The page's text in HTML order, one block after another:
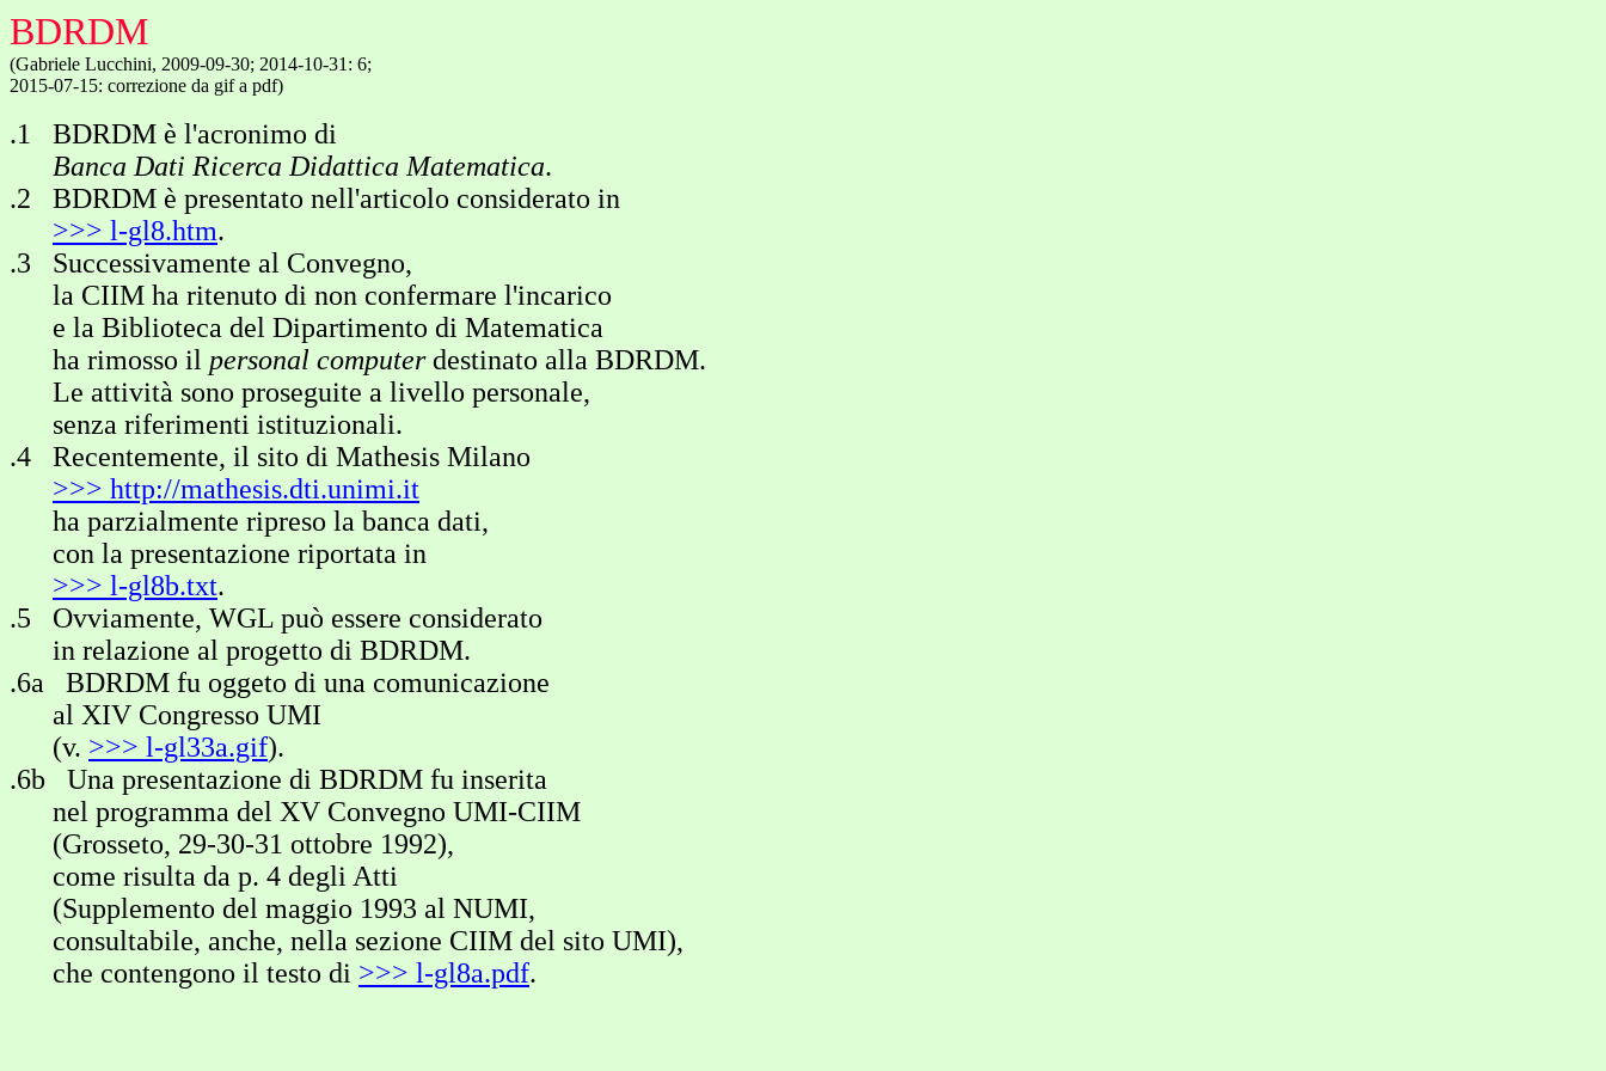
BDRDM
(Gabriele Lucchini, 2009-09-30; 2014-10-31: 6;
2015-07-15: correzione da gif a pdf)
.1 BDRDM è l'acronimo di
Banca Dati Ricerca Didattica Matematica.
.2 BDRDM è presentato nell'articolo considerato in
>>> l-gl8.htm.
.3 Successivamente al Convegno,
la CIIM ha ritenuto di non confermare l'incarico
e la Biblioteca del Dipartimento di Matematica
ha rimosso il personal computerdestinato alla BDRDM.
Le attività sono proseguite a livello personale,
senza riferimenti istituzionali.
.4 Recentemente, il sito di Mathesis Milano
>>> http://mathesis.dti.unimi.it
ha parzialmente ripreso la banca dati,
con la presentazione riportata in
>>> l-gl8b.txt.
.5 Ovviamente, WGL può essere considerato
in relazione al progetto di BDRDM.
.6a BDRDM fu oggeto di una comunicazione
al XIV Congresso UMI
(v. >>> l-gl33a.gif).
.6b Una presentazione di BDRDM fu inserita
nel programma del XV Convegno UMI-CIIM
(Grosseto, 29-30-31 ottobre 1992),
come risulta da p. 4 degli Atti
(Supplemento del maggio 1993 al NUMI,
consultabile, anche, nella sezione CIIM del sito UMI),
che contengono il testo di >>> l-gl8a.pdf.